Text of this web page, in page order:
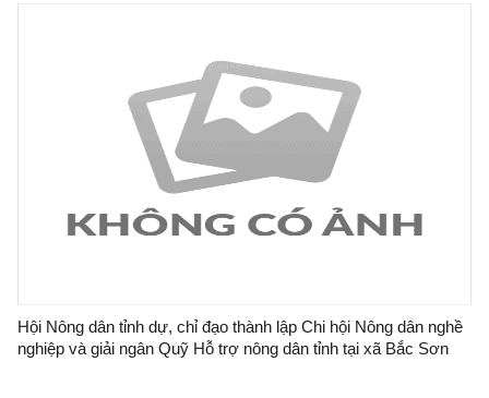
Hội Nông dân tỉnh dự, chỉ đạo thành lập Chi hội Nông dân nghề
nghiệp và giải ngân Quỹ Hỗ trợ nông dân tỉnh tại xã Bắc Sơn